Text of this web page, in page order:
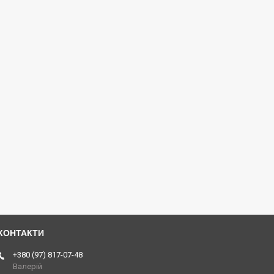
+380 (97) 817-07-48
Валерій